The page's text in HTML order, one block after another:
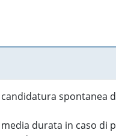
spontanea
durata in caso di